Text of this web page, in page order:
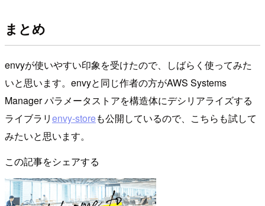
まとめ
envyが使いやすい印象を受けたので、しばらく使ってみた
いと思います。envyと同じ作者の方がAWS Systems
Manager パラメータストアを構造体にデシリアライズする
ライブラリenvy-storeも公開しているので、こちらも試して
みたいと思います。
この記事をシェアする